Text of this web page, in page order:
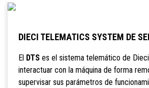
DIECI TELEMATICS SYSTEM DE
El DTSes el sistema telemático de
interactuar con la máquina de forma
supervisar sus parámetros de